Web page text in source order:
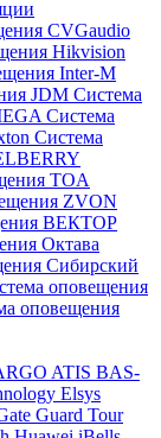
CVGaudio
Hikvision
Inter-M
JDM Система
Система
Система
TOA
ZVON
ВЕКТОР
Октава
Сибирский
оповещения
оповещения
ATIS BAS-
Elsys
Guard Tour